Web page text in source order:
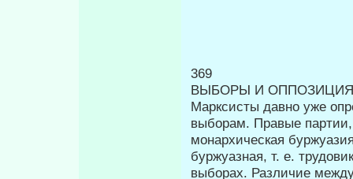
369
ВЫБОРЫ И ОППОЗИЦИЯ
Марксисты давно уже
выборам. Пра­вые
монархическая
буржуазная, т. е.
выборах. Различие